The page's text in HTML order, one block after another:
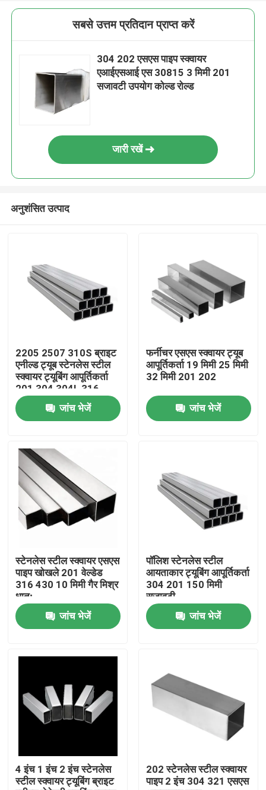
उत्पादों
हमारे बारे में
कारखाना भ्रमण
गुणवत्ता नियंत्रण
एक उद्धरण की विनती करे
स्टेनलेस स्टील प्लेट शीट
सबसे उत्तम प्रतिदान प्राप्त करें
304 202 एसएस पाइप स्क्वायर
एआईएसआई एस 30815 3 मिमी 201
सजावटी उपयोग कोल्ड रोल्ड
जारी रखें
अनुशंसित उत्पाद
2205 2507 310S ब्राइट
एनील्ड ट्यूब स्टेनलेस स्टील
स्क्वायर ट्यूबिंग आपूर्तिकर्ता
201 304 304L 316
316L
जांच भेजें
फर्नीचर एसएस स्क्वायर ट्यूब
आपूर्तिकर्ता 19 मिमी 25 मिमी
32 मिमी 201 202
जांच भेजें
स्टेनलेस स्टील स्क्वायर एसएस
पाइप खोखले 201 वेल्डेड
316 430 10 मिमी गैर मिश्र
धातु;
जांच भेजें
पॉलिश स्टेनलेस स्टील
आयताकार ट्यूबिंग आपूर्तिकर्ता
304 201 150 मिमी
सजावटी
जांच भेजें
4 इंच 1 इंच 2 इंच स्टेनलेस
स्टील स्क्वायर ट्यूबिंग ब्राइट
202 स्टेनलेस स्टील स्क्वायर
पाइप 2 इंच 304 321 एसएस